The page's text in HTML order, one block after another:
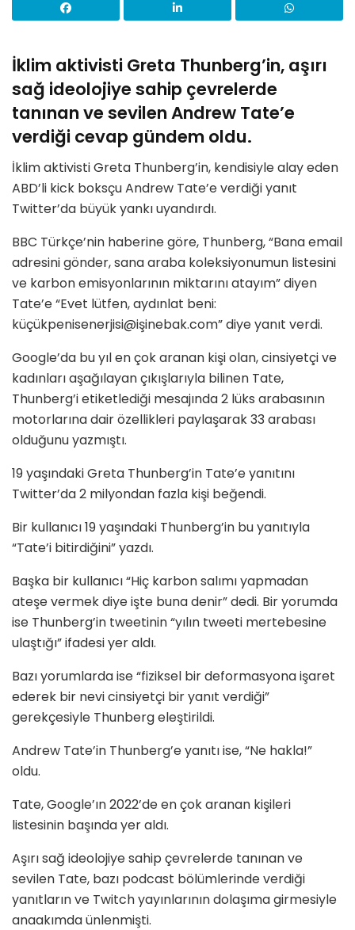
İklim aktivisti Greta Thunberg’in, aşırı
sağ ideolojiye sahip çevrelerde
tanınan ve sevilen Andrew Tate’e
verdiği cevap gündem oldu.
İklim aktivisti Greta Thunberg’in, kendisiyle alay eden
ABD’li kick boksçu Andrew Tate’e verdiği yanıt
Twitter’da büyük yankı uyandırdı.
BBC Türkçe’nin haberine göre, Thunberg, “Bana email
adresini gönder, sana araba koleksiyonumun listesini
ve karbon emisyonlarının miktarını atayım” diyen
Tate’e “Evet lütfen, aydınlat beni:
küçükpenisenerjisi@işinebak.com” diye yanıt verdi.
Google’da bu yıl en çok aranan kişi olan, cinsiyetçi ve
kadınları aşağılayan çıkışlarıyla bilinen Tate,
Thunberg’i etiketlediği mesajında 2 lüks arabasının
motorlarına dair özellikleri paylaşarak 33 arabası
olduğunu yazmıştı.
19 yaşındaki Greta Thunberg’in Tate’e yanıtını
Twitter’da 2 milyondan fazla kişi beğendi.
Bir kullanıcı 19 yaşındaki Thunberg’in bu yanıtıyla
“Tate’i bitirdiğini” yazdı.
Başka bir kullanıcı “Hiç karbon salımı yapmadan
ateşe vermek diye işte buna denir” dedi. Bir yorumda
ise Thunberg’in tweetinin “yılın tweeti mertebesine
ulaştığı” ifadesi yer aldı.
Bazı yorumlarda ise “fiziksel bir deformasyona işaret
ederek bir nevi cinsiyetçi bir yanıt verdiği”
gerekçesiyle Thunberg eleştirildi.
Andrew Tate’in Thunberg’e yanıtı ise, “Ne hakla!”
oldu.
Tate, Google’ın 2022’de en çok aranan kişileri
listesinin başında yer aldı.
Aşırı sağ ideolojiye sahip çevrelerde tanınan ve
sevilen Tate, bazı podcast bölümlerinde verdiği
yanıtların ve Twitch yayınlarının dolaşıma girmesiyle
anaakımda ünlenmişti.